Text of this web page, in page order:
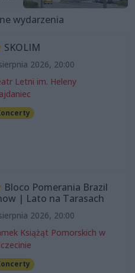
wydarzenia
SKOLIM
2026, 20:00
Letni im. Heleny
Bloco Pomerania Brazil
| Lato na Tarasach
2026, 20:00
Książąt Pomorskich w